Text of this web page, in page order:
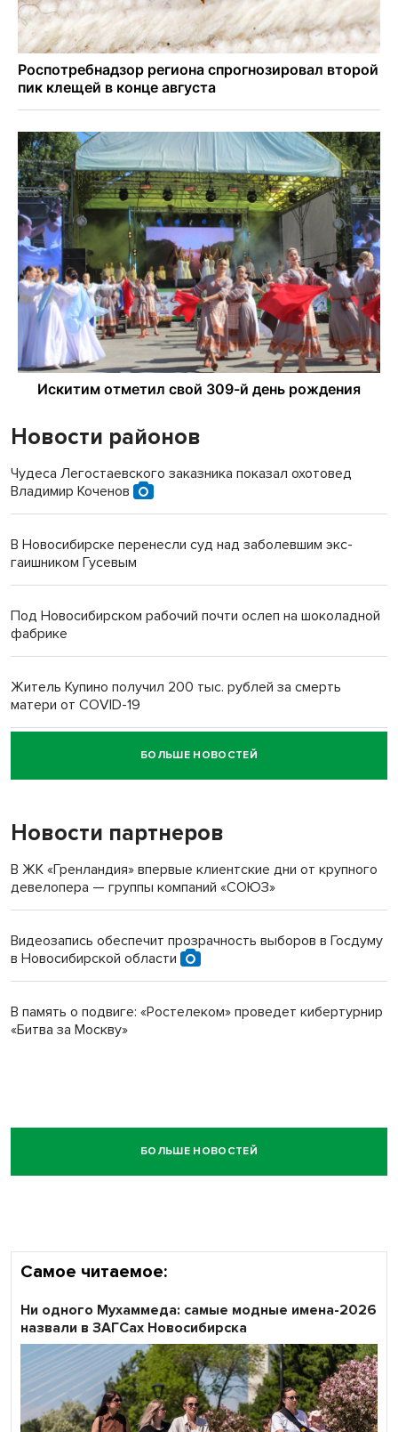
Новости районов
Чудеса Легостаевского заказника показал охотовед
Владимир Коченов
В Новосибирске перенесли суд над заболевшим экс-
гаишником Гусевым
Под Новосибирском рабочий почти ослеп на шоколадной
фабрике
Житель Купино получил 200 тыс. рублей за смерть
матери от COVID-19
Новосибирский суд наказал водителя за смерть
пенсионерки на вокзале
БОЛЬШЕ НОВОСТЕЙ
Новости партнеров
В ЖК «Гренландия» впервые клиентские дни от крупного
девелопера — группы компаний «СОЮЗ»
Видеозапись обеспечит прозрачность выборов в Госдуму
в Новосибирской области
В память о подвиге: «Ростелеком» проведет кибертурнир
«Битва за Москву»
БОЛЬШЕ НОВОСТЕЙ
Самое читаемое:
Ни одного Мухаммеда: самые модные имена-2026
назвали в ЗАГСах Новосибирска